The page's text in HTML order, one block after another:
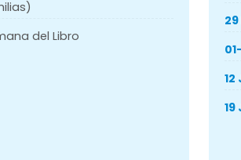
del Libro
12
19